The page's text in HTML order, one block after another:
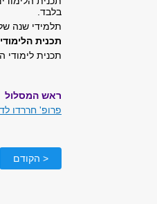
בלבד.
תלמידי שנה
תכנית
תכנית
ראש המסלול
פרופ' חררדו
< הקודם